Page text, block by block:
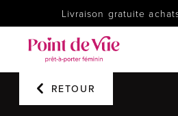
Livraison gratuite
RETOUR